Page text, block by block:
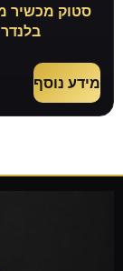
סטוק מכשיר
בלנדר
מידע נוסף